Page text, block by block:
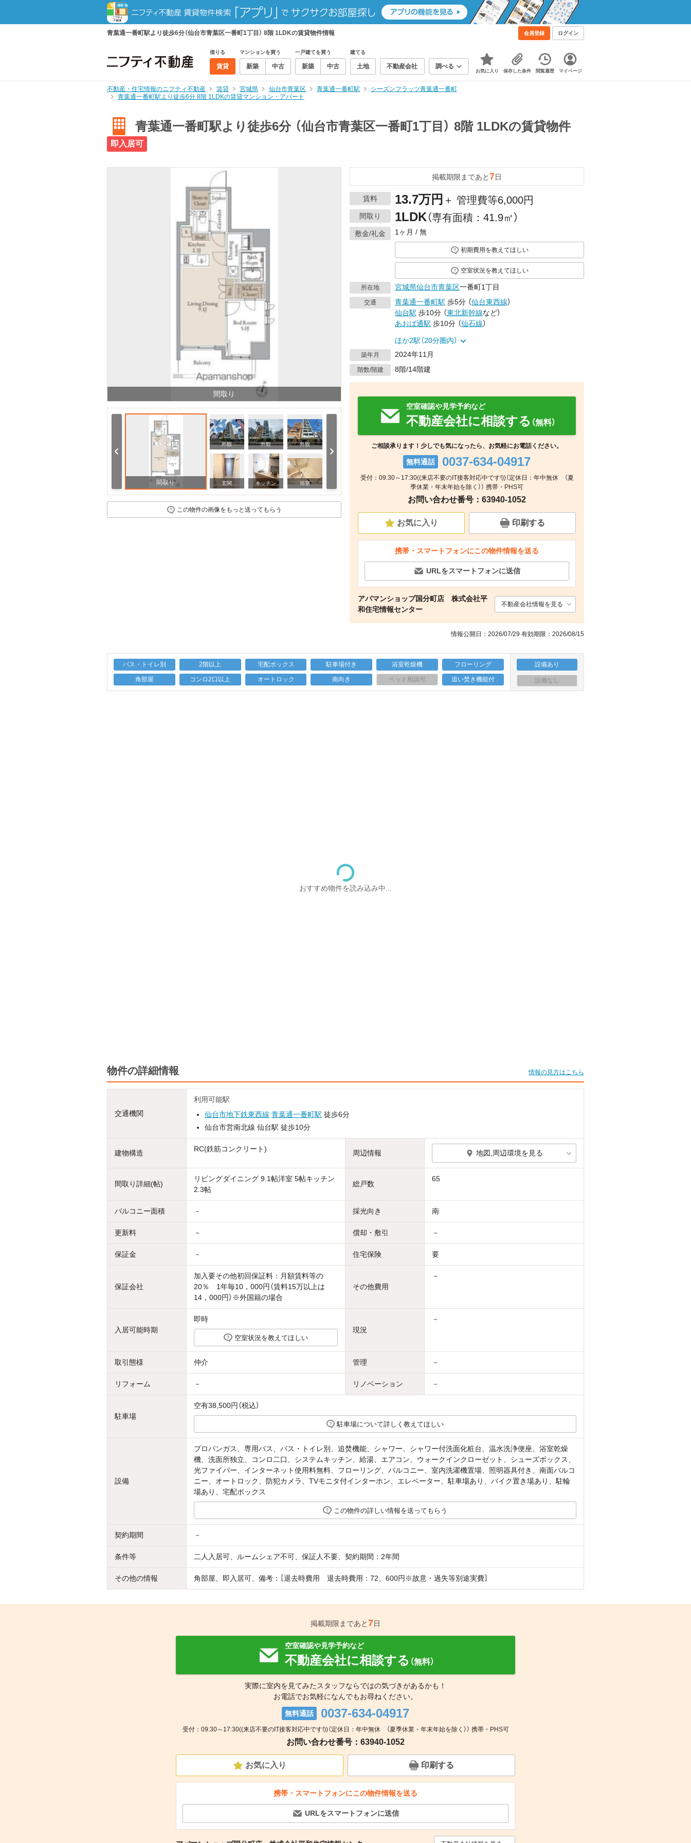
青葉通一番町駅より徒歩6分（仙台市青葉区一番町1丁目） 8階 1LDKの賃貸物件情報 会員登録 ログイン
借りる
賃貸
マンションを買う
新築 中古
一戸建てを買う
新築 中古
建てる
土地 不動産会社 調べる
お気に入り 保存した条件 閲覧履歴 マイページ
不動産・住宅情報のニフティ不動産 賃貸 宮城県 仙台市青葉区 青葉通一番町駅
シーズンフラッツ青葉通一番町
青葉通一番町駅より徒歩6分 8階 1LDKの賃貸マンション・アパート
青葉通一番町駅より徒歩6分 （仙台市青葉区一番町1丁目） 8階 1LDKの賃貸物件
即入居可
間取り
間取り
外観 外観 外観
玄関 キッチン 浴室 キッチン
玄関 周辺 その他
その他
この物件の画像をもっと送ってもらう
掲載期限まであと7日
賃料 13.7万円 ＋ 管理費等6,000円
間取り 1LDK（専有面積：41.9㎡）
敷金/礼金 1ヶ月 / 無
初期費用を教えてほしい
空室状況を教えてほしい
所在地 宮城県仙台市青葉区一番町1丁目
交通 青葉通一番町駅 歩5分 （仙台東西線）
仙台駅 歩10分 （東北新幹線など）
あおば通駅 歩10分 （仙石線）
ほか2駅（20分圏内）
築年月 2024年11月
階数/階建 8階/14階建
空室確認や見学予約など
不動産会社に相談する （無料）
ご相談承ります！少しでも気になったら、お気軽にお電話ください。
無料通話 0037-634-04917
受付：09:30～17:30((来店不要のIT接客対応中です!))（定休日：年中無休 （夏
季休業・年末年始を除く）） 携帯・PHS可
お問い合わせ番号：63940-1052
お気に入り 印刷する
携帯・スマートフォンにこの物件情報を送る
URLをスマートフォンに送信
アパマンショップ国分町店 株式会社平
和住宅情報センター
不動産会社情報を見る
情報公開日：2026/07/29 有効期限：2026/08/15
バス・トイレ別 2階以上 宅配ボックス 駐車場付き 浴室乾燥機 フローリング
角部屋 コンロ2口以上 オートロック 南向き ペット相談可 追い焚き機能付
設備あり
設備なし
おすすめ物件を読み込み中...
物件の詳細情報 情報の見方はこちら
交通機関
利用可能駅
仙台市地下鉄東西線 青葉通一番町駅 徒歩6分
仙台市営南北線 仙台駅 徒歩10分
建物構造 RC(鉄筋コンクリート) 周辺情報 地図,周辺環境を見る
間取り詳細(帖)
リビングダイニング 9.1帖洋室 5帖キッチン
2.3帖
総戸数
65
バルコニー面積 － 採光向き 南
更新料 － 償却・敷引 －
保証金 － 住宅保険 要
保証会社
加入要その他初回保証料：月額賃料等の
20％ 1年毎10，000円（賃料15万以上は
14，000円）※外国籍の場合
その他費用
－
入居可能時期
即時
空室状況を教えてほしい
現況
－
取引態様 仲介 管理 －
リフォーム － リノベーション －
駐車場
空有38,500円（税込）
駐車場について詳しく教えてほしい
設備
プロパンガス、専用バス、バス・トイレ別、追焚機能、シャワー、シャワー付洗面化粧台、温水洗浄便座、浴室乾燥
機、洗面所独立、コンロ二口、システムキッチン、給湯、エアコン、ウォークインクローゼット、シューズボックス、
光ファイバー、インターネット使用料無料、フローリング、バルコニー、室内洗濯機置場、照明器具付き、南面バルコ
ニー、オートロック、防犯カメラ、TVモニタ付インターホン、エレベーター、駐車場あり、バイク置き場あり、駐輪
場あり、宅配ボックス
この物件の詳しい情報を送ってもらう
契約期間 －
条件等 二人入居可、ルームシェア不可、保証人不要、契約期間：2年間
その他の情報 角部屋、即入居可、備考：［退去時費用 退去時費用：72、600円※故意・過失等別途実費］
掲載期限まであと7日
空室確認や見学予約など
不動産会社に相談する （無料）
実際に室内を見てみたスタッフならではの気づきがあるかも！
お電話でお気軽になんでもお尋ねください。
無料通話 0037-634-04917
受付：09:30～17:30((来店不要のIT接客対応中です!))（定休日：年中無休 （夏季休業・年末年始を除く）） 携帯・PHS可
お問い合わせ番号：63940-1052
お気に入り 印刷する
携帯・スマートフォンにこの物件情報を送る
URLをスマートフォンに送信